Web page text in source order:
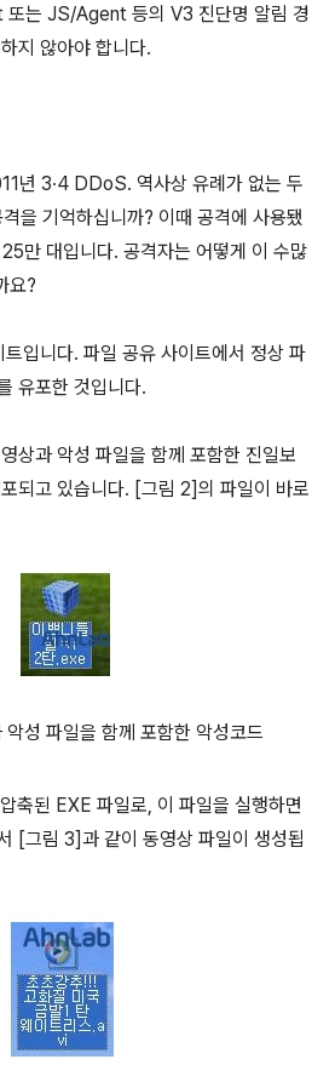
는 JS/Agent 등의 V3 진단명 알림 경
지 않아야 합니다.
년 3∙4 DDoS. 역사상 유례가 없는 두
을 기억하십니까? 이때 공격에 사용됐
만 대입니다. 공격자는 어떻게 이 수많
요?
입니다. 파일 공유 사이트에서 정상 파
유포한 것입니다.
상과 악성 파일을 함께 포함한 진일보
되고 있습니다. [그림 2]의 파일이 바로
성 파일을 함께 포함한 악성코드
축된 EXE 파일로, 이 파일을 실행하면
[그림 3]과 같이 동영상 파일이 생성됩